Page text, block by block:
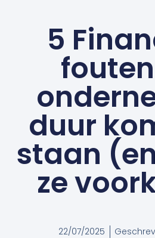
5
duur
staan
ze
22/07/2025